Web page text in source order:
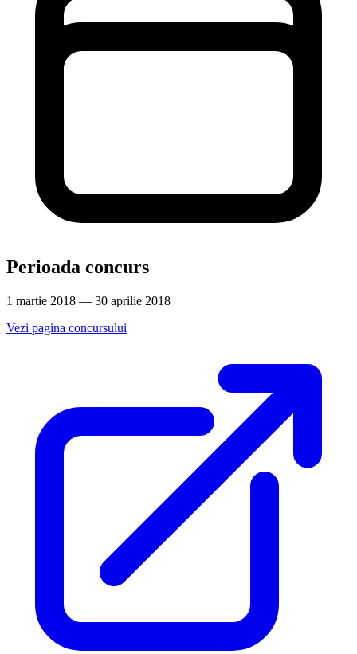
Perioada concurs
1 martie 2018 — 30 aprilie 2018
Vezi pagina concursului